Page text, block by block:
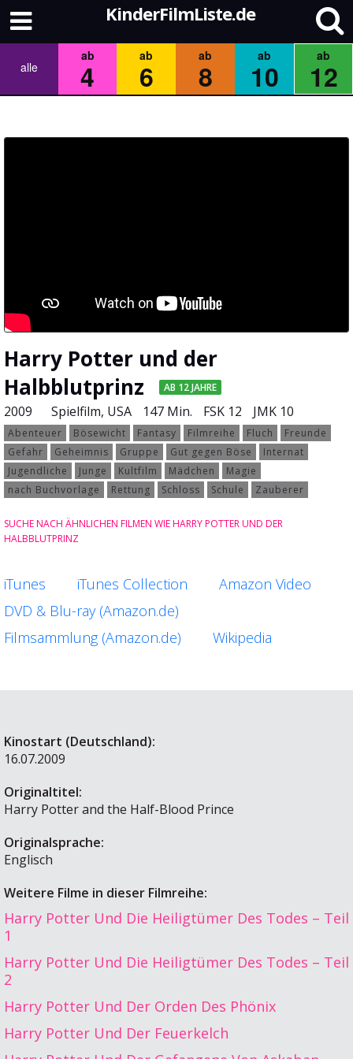
KinderFilmListe.de
alle
ab
4
ab
6
ab
8
ab
10
ab
12
Harry Potter und der
Halbblutprinz
AB 12 JAHRE
2009 Spielfilm, USA 147 Min. FSK 12 JMK 10
Abenteuer Bösewicht Fantasy Filmreihe Fluch
Freunde
Gefahr
Geheimnis Gruppe Gut gegen Böse
Internat
Jugendliche
Junge Kultfilm Mädchen
Magie
nach Buchvorlage
Rettung Schloss Schule Zauberer
SUCHE NACH ÄHNLICHEN FILMEN WIE HARRY POTTER UND DER
HALBBLUTPRINZ
iTunes iTunes Collection
Amazon Video
DVD & Blu-ray (Amazon.de)
Filmsammlung (Amazon.de)
Wikipedia
Kinostart (Deutschland):
16.07.2009
Originaltitel:
Harry Potter and the Half-Blood Prince
Originalsprache:
Englisch
Weitere Filme in dieser Filmreihe:
Harry Potter Und Die Heiligtümer Des Todes – Teil
1
Harry Potter Und Die Heiligtümer Des Todes – Teil
2
Harry Potter Und Der Orden Des Phönix
Harry Potter Und Der Feuerkelch